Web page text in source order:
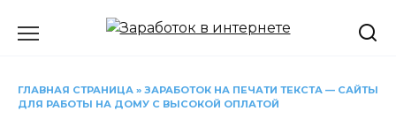
ГЛАВНАЯ СТРАНИЦА » ЗАРАБОТОК НА ПЕЧАТИ ТЕКСТА — САЙТЫ
ДЛЯ РАБОТЫ НА ДОМУ С ВЫСОКОЙ ОПЛАТОЙ